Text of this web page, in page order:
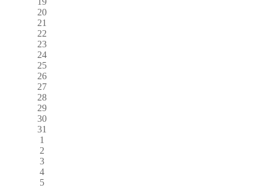
20
21
22
23
24
25
26
27
28
29
30
31
1
2
3
4
5